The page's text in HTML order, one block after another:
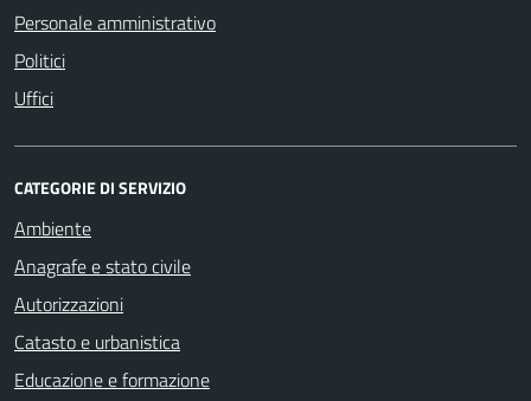
Personale amministrativo
Politici
Uffici
CATEGORIE DI SERVIZIO
Ambiente
Anagrafe e stato civile
Autorizzazioni
Catasto e urbanistica
Educazione e formazione